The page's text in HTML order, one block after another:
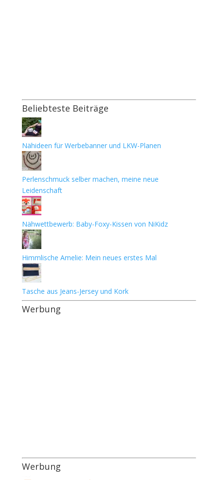
Beliebteste Beiträge
Nähideen für Werbebanner und LKW-Planen
Perlenschmuck selber machen, meine neue
Leidenschaft
Nähwettbewerb: Baby-Foxy-Kissen von NiKidz
Himmlische Amelie: Mein neues erstes Mal
Tasche aus Jeans-Jersey und Kork
Werbung
Werbung